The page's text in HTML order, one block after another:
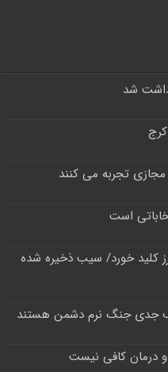
مجازی تجربه می کنند
است
کلید خورد/ سیب ذخیره شده
جدی جنگ نرم دشمن هستند
درمان کافی نیست